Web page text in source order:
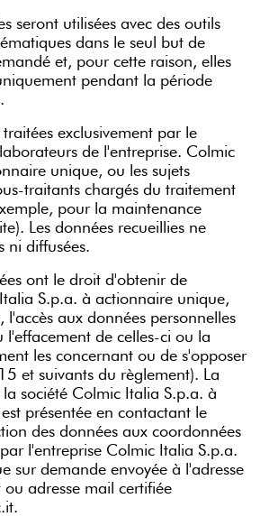
seront utilisées avec des outils
dans le seul but de
et, pour cette raison, elles
pendant la période
exclusivement par le
de l'entreprise. Colmic
unique, ou les sujets
traitants chargés du traitement
pour la maintenance
Les données recueillies ne
ni diffusées.
ont le droit d'obtenir de
S.p.a. à actionnaire unique,
l'accès aux données personnelles
de celles-ci ou la
les concernant ou de s'opposer
et suivants du règlement). La
société Colmic Italia S.p.a. à
présentée en contactant le
des données aux coordonnées
l'entreprise Colmic Italia S.p.a.
sur demande envoyée à l'adresse
adresse mail certifiée